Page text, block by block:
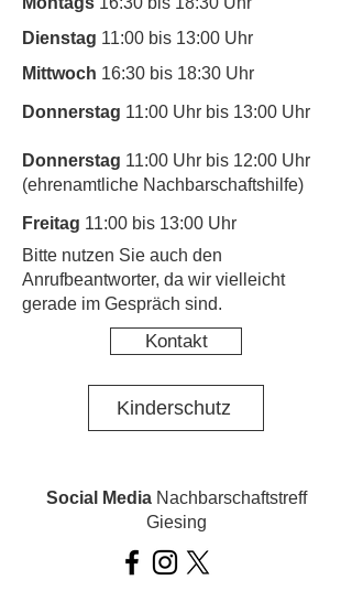
Dienstag 11:00 bis 13:00 Uhr
Mittwoch 16:30 bis 18:30 Uhr
Donnerstag 11:00 Uhr bis 13:00 Uhr
Donnerstag 11:00 Uhr bis 12:00 Uhr
(ehrenamtliche Nachbarschaftshilfe)
Freitag 11:00 bis 13:00 Uhr
​Bitte nutzen Sie auch den
Anrufbeantworter, da wir vielleicht
gerade im Gespräch sind.
Kontakt
Kinderschutz
Social MediaNachbarschaftstreff
Giesing